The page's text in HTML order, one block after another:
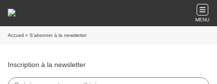
MENU
Accueil » S'abonner à la newsletter
Inscription à la newsletter